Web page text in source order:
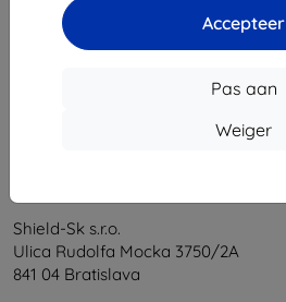
Accepteer
Pas aan
Weiger
Shield-Sk s.r.o.
Ulica Rudolfa Mocka 3750/2A
841 04 Bratislava